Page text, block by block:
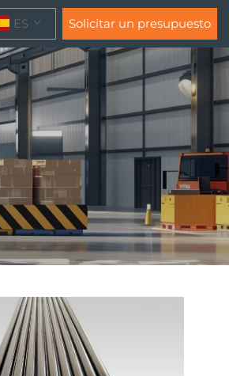
ES Solicitar un presupuesto